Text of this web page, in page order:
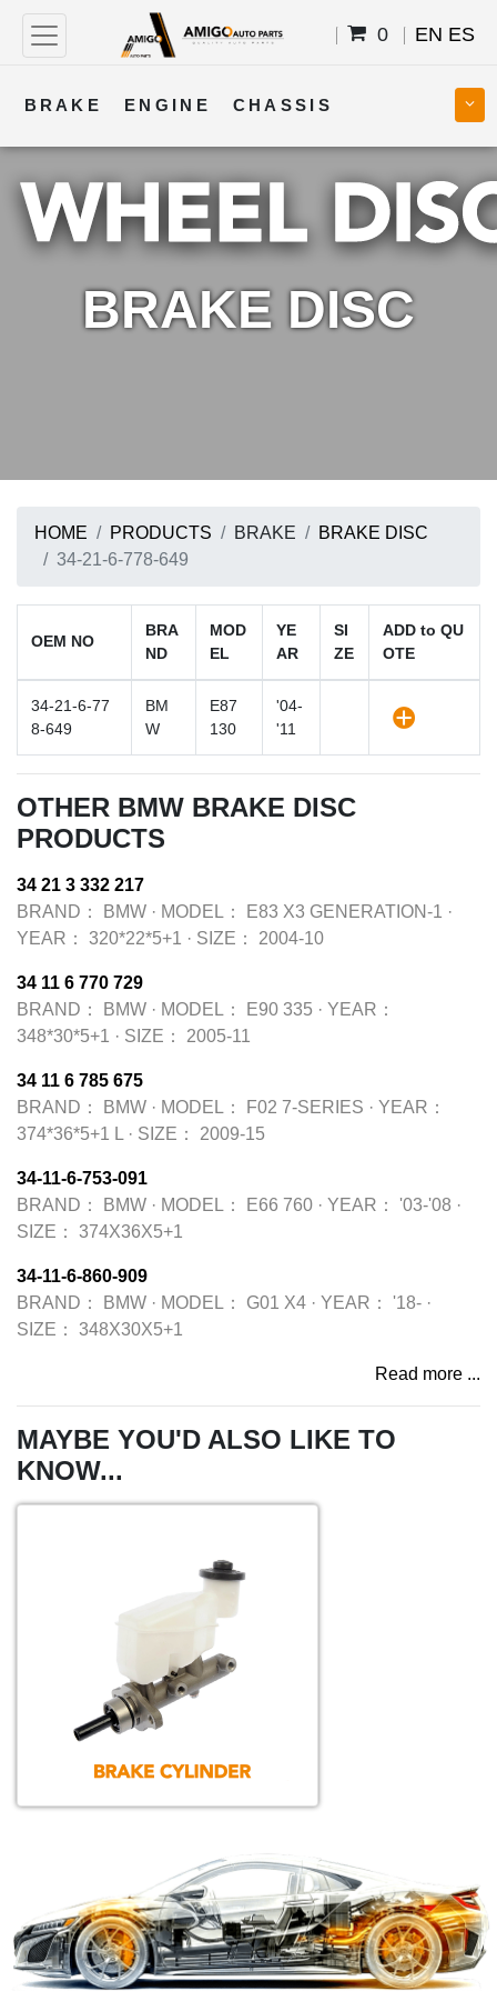
0 EN ES
BRAKE ENGINE CHASSIS
COOLING STEERING BODY
TRANSMISSION FUEL ELECTRICAL
BRAKE DISC
HOME PRODUCTS BRAKE
BRAKE DISC
34-21-6-778-649
OEM NO
BRA
ND
MOD
EL
YE
AR
SI
ZE
ADD to QU
OTE
34-21-6-77
8-649
BM
W
E87
130
'04-
'11
OTHER BMW BRAKE DISC
PRODUCTS
34 21 3 332 217
BRAND：
BMW · MODEL： E83 X3 GENERATION-1 ·
YEAR：
320*22*5+1 · SIZE： 2004-10
34 11 6 770 729
BRAND：
BMW · MODEL： E90 335 · YEAR：
348*30*5+1 · SIZE： 2005-11
34 11 6 785 675
BRAND：
BMW · MODEL： F02 7-SERIES · YEAR：
374*36*5+1 L · SIZE： 2009-15
34-11-6-753-091
BRAND：
BMW · MODEL： E66 760 · YEAR： '03-'08 ·
SIZE：
374X36X5+1
34-11-6-860-909
BRAND：
BMW · MODEL： G01 X4 · YEAR： '18- ·
SIZE：
348X30X5+1
Read more ...
MAYBE YOU'D ALSO LIKE TO
KNOW...